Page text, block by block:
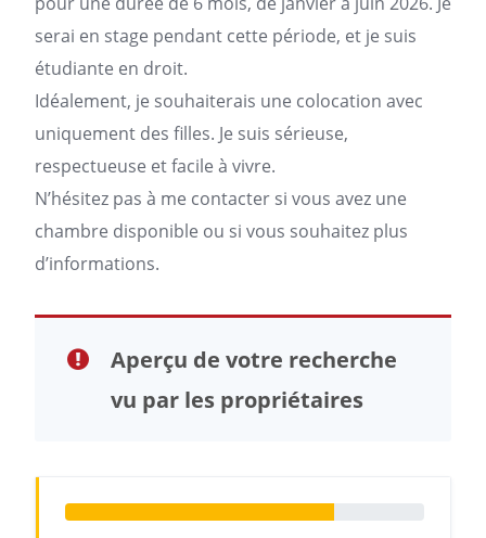
serai en stage pendant cette période, et je suis
étudiante en droit.
Idéalement, je souhaiterais une colocation avec
uniquement des filles. Je suis sérieuse,
respectueuse et facile à vivre.
N’hésitez pas à me contacter si vous avez une
chambre disponible ou si vous souhaitez plus
d’informations.
Aperçu de votre recherche
vu par les propriétaires